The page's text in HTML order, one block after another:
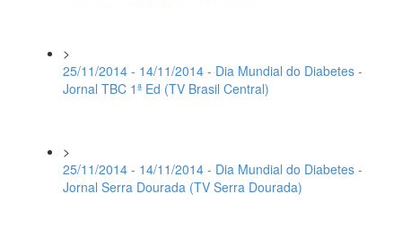
>
25/11/2014 - 14/11/2014 - Dia Mundial do Diabetes -
Jornal TBC 1ª Ed (TV Brasil Central)
>
25/11/2014 - 14/11/2014 - Dia Mundial do Diabetes -
Jornal Serra Dourada (TV Serra Dourada)